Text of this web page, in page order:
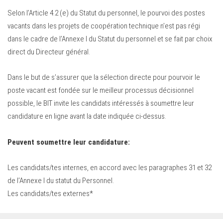
Selon l’Article 4.2 (e) du Statut du personnel, le pourvoi des postes
vacants dans les projets de coopération technique n’est pas régi
dans le cadre de l’Annexe I du Statut du personnel et se fait par choix
direct du Directeur général.
Dans le but de s’assurer que la sélection directe pour pourvoir le
poste vacant est fondée sur le meilleur processus décisionnel
possible, le BIT invite les candidats intéressés à soumettre leur
candidature en ligne avant la date indiquée ci-dessus.
Peuvent soumettre leur candidature:
Les candidats/tes internes, en accord avec les paragraphes 31 et 32
de l’Annexe I du statut du Personnel.
Les candidats/tes externes*